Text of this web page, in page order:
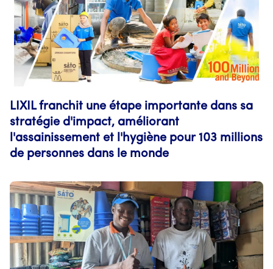
LIXIL franchit une étape importante dans sa
stratégie d'impact, améliorant
l'assainissement et l'hygiène pour 103 millions
de personnes dans le monde